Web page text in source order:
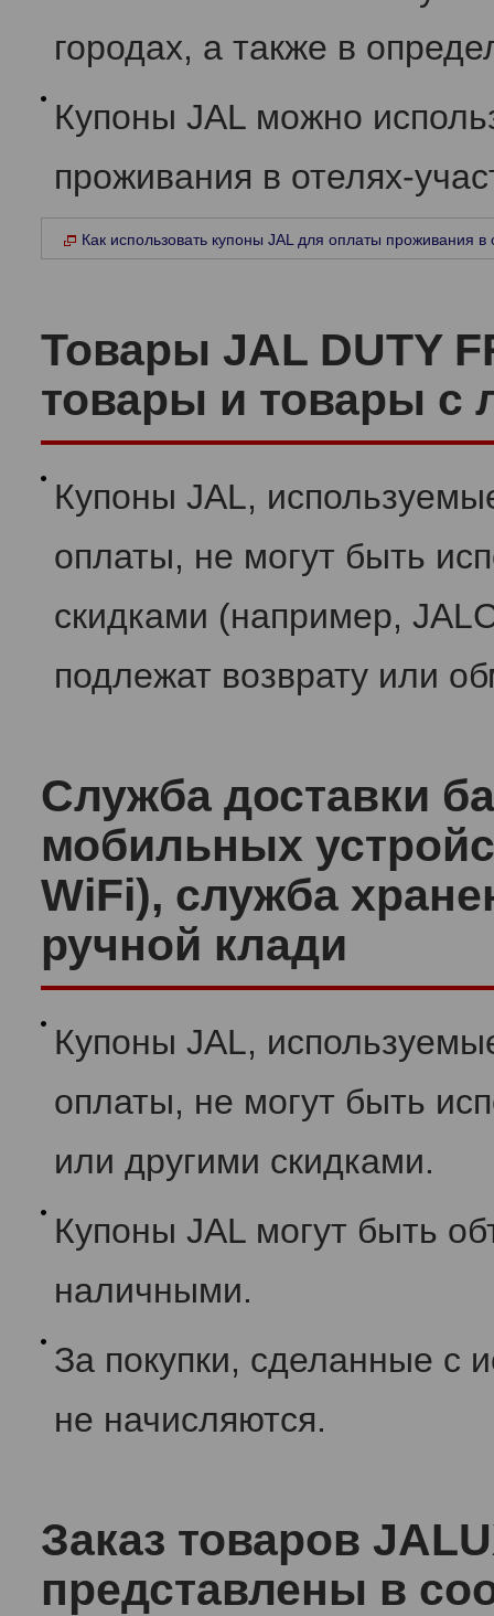
городах, а также в
Купоны JAL можно
проживания в отелях-
Как использовать купоны JAL для оплаты проживания в
Товары JAL DUTY
товары и товары с
Купоны JAL,
оплаты, не могут быть
скидками (например,
подлежат возврату или
Служба доставки
мобильных
WiFi), служба
ручной клади
Купоны JAL,
оплаты, не могут быть
или другими скидками.
Купоны JAL могут быть
наличными.
За покупки, сделанные с
не начисляются.
Заказ товаров
представлены в